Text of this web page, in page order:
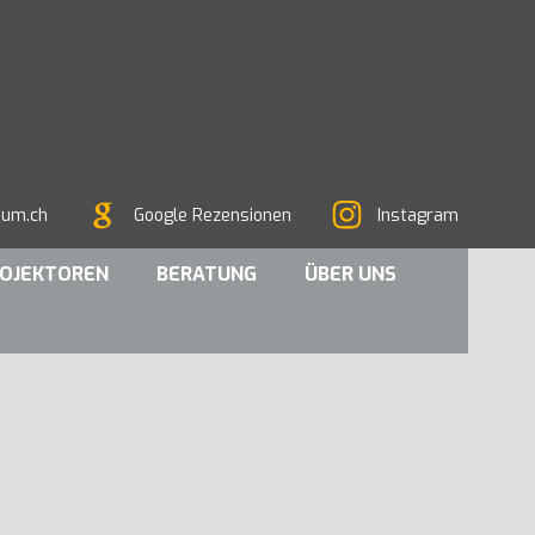
Google Rezensionen Instagram
BERATUNG ÜBER UNS